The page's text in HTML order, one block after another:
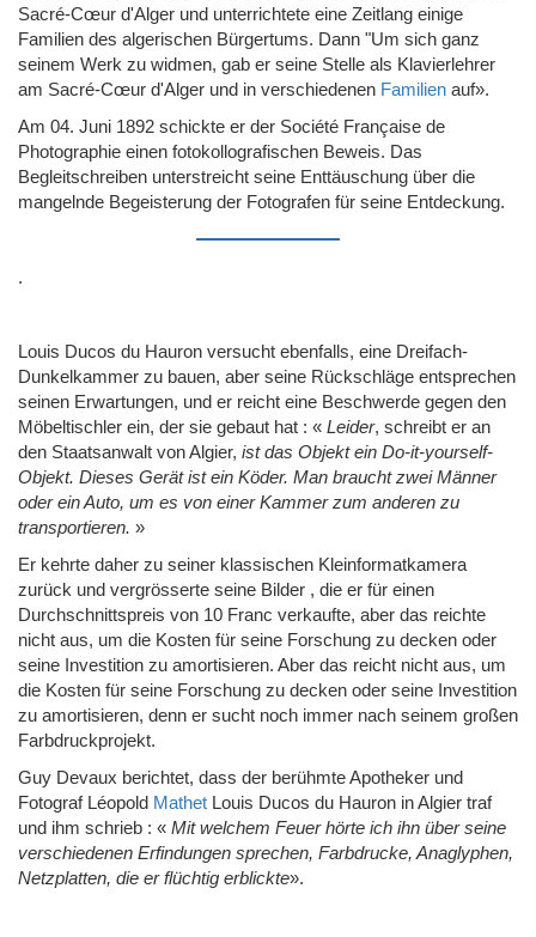
Sacré-Cœur d'Alger und unterrichtete eine Zeitlang einige
Familien des algerischen Bürgertums. Dann "Um sich ganz
seinem Werk zu widmen, gab er seine Stelle als Klavierlehrer
am Sacré-Cœur d'Alger und in verschiedenen Familien auf».
Am 04. Juni 1892 schickte er der Société Française de
Photographie einen fotokollografischen Beweis. Das
Begleitschreiben unterstreicht seine Enttäuschung über die
mangelnde Begeisterung der Fotografen für seine Entdeckung.
.
Louis Ducos du Hauron versucht ebenfalls, eine Dreifach-
Dunkelkammer zu bauen, aber seine Rückschläge entsprechen
seinen Erwartungen, und er reicht eine Beschwerde gegen den
Möbeltischler ein, der sie gebaut hat : « Leider, schreibt er an
den Staatsanwalt von Algier, ist das Objekt ein Do-it-yourself-
Objekt. Dieses Gerät ist ein Köder. Man braucht zwei Männer
oder ein Auto, um es von einer Kammer zum anderen zu
transportieren. »
Er kehrte daher zu seiner klassischen Kleinformatkamera
zurück und vergrösserte seine Bilder , die er für einen
Durchschnittspreis von 10 Franc verkaufte, aber das reichte
nicht aus, um die Kosten für seine Forschung zu decken oder
seine Investition zu amortisieren. Aber das reicht nicht aus, um
die Kosten für seine Forschung zu decken oder seine Investition
zu amortisieren, denn er sucht noch immer nach seinem großen
Farbdruckprojekt.
Guy Devaux berichtet, dass der berühmte Apotheker und
Fotograf Léopold Mathet Louis Ducos du Hauron in Algier traf
und ihm schrieb : « Mit welchem Feuer hörte ich ihn über seine
verschiedenen Erfindungen sprechen, Farbdrucke, Anaglyphen,
Netzplatten, die er flüchtig erblickte».